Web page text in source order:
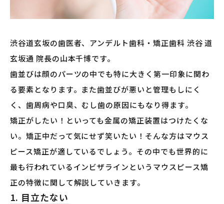
渋谷道玄坂の歯医者、アンデルト歯科・矯正歯科 渋谷 道
玄坂通 院長の山本千博です。
歯並びは顔のパーツの中でも特に大きく第一印象に関わ
る要素となります。また歯並びが悪いと管理もしにく
く、歯周病や口臭、むし歯の原因にもなり得ます。
矯正がしたい！といっても金属の矯正装置はつけたくな
い。矯正中だって気にせず笑いたい！そんな方はマウス
ピース矯正が適しているでしょう。その中でも世界的に
最も行われているインビザラインというマウスピース矯
正の特徴に関して解説していきます。
1. 目立たない